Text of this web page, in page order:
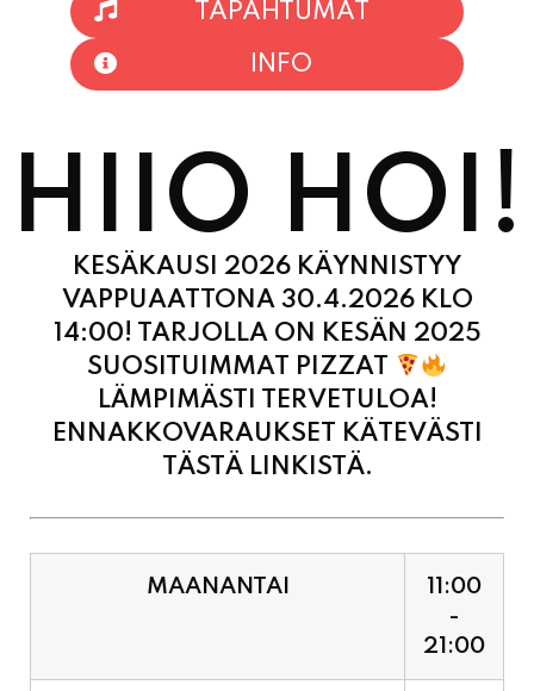
HIIO HOI!
KESÄKAUSI 2026 KÄYNNISTYY
VAPPUAATTONA 30.4.2026 KLO
14:00! TARJOLLA ON KESÄN 2025
SUOSITUIMMAT PIZZAT
LÄMPIMÄSTI TERVETULOA!
ENNAKKOVARAUKSET KÄTEVÄSTI
TÄSTÄ LINKISTÄ.
-
21:00
11:00
-
21:00